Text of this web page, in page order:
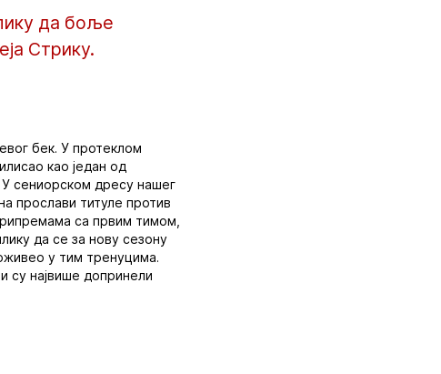
да боље
Стрику.
бек. У протеклом
као један од
У сениорском дресу нашег
прослави титуле против
са првим тимом,
да се за нову сезону
у тим тренуцима.
су највише допринели